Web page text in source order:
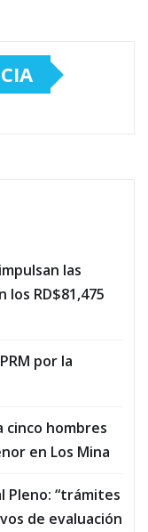
las
los RD$81,475
por la
cinco hombres
en Los Mina
Pleno: “trámites
de evaluación